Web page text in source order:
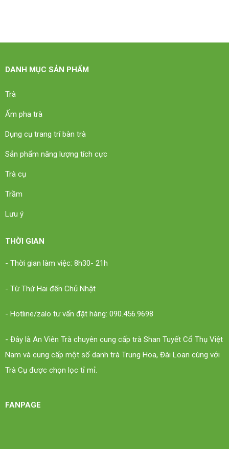
DANH MỤC SẢN PHẨM
Trà
Ấm pha trà
Dụng cụ trang trí bàn trà
Sản phẩm năng lượng tích cực
Trà cụ
Trầm
Lưu ý
THỜI GIAN
- Thời gian làm việc: 8h30- 21h
- Từ Thứ Hai đến Chủ Nhật
- Hotline/zalo tư vấn đặt hàng: 090.456.9698
- Đây là An Viên Trà chuyên cung cấp trà Shan Tuyết Cổ Thụ Việt
Nam và cung cấp một số danh trà Trung Hoa, Đài Loan cùng với
Trà Cụ được chọn lọc tỉ mỉ.
FANPAGE